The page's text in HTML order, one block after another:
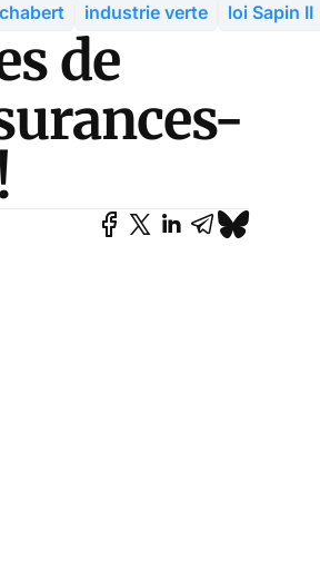
industrie verte loi Sapin II
de